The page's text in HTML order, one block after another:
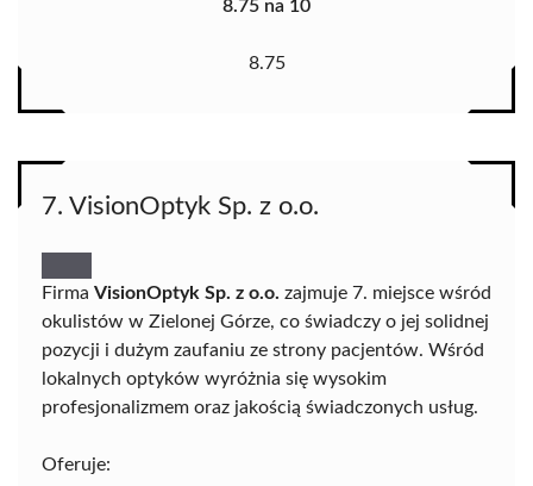
8.75 na 10
8.75
7. VisionOptyk Sp. z o.o.
Firma VisionOptyk Sp. z o.o. zajmuje 7. miejsce wśród
okulistów w Zielonej Górze, co świadczy o jej solidnej
pozycji i dużym zaufaniu ze strony pacjentów. Wśród
lokalnych optyków wyróżnia się wysokim
profesjonalizmem oraz jakością świadczonych usług.
Oferuje: